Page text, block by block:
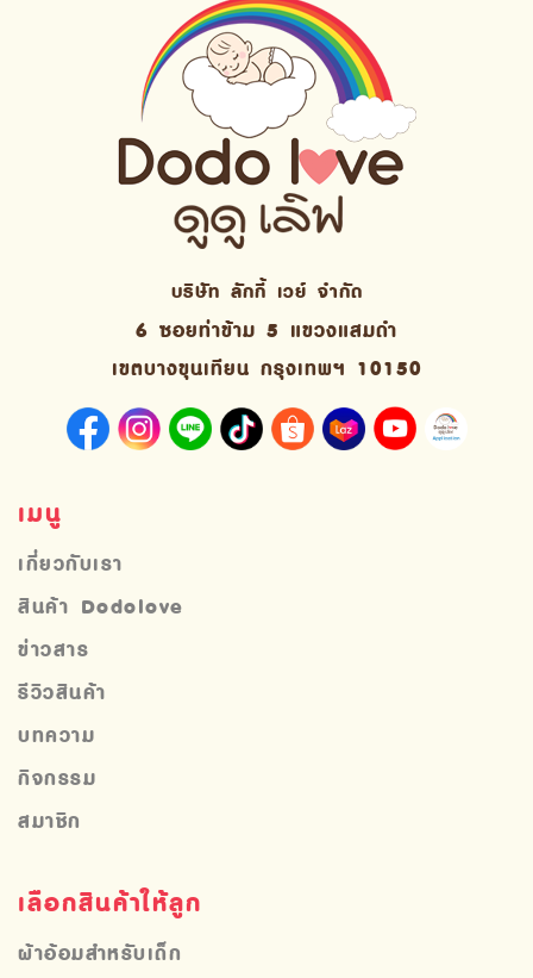
บริษัท ลักกี้ เวย์ จํากัด
6 ซอยท่าข้าม 5 แขวงแสมดำ
เขตบางขุนเทียน กรุงเทพฯ 10150
เมนู
เกี่ยวกับเรา
สินค้า Dodolove
ข่าวสาร
รีวิวสินค้า
บทความ
กิจกรรม
สมาชิก
เลือกสินค้าให้ลูก
ผ้าอ้อมสำหรับเด็ก